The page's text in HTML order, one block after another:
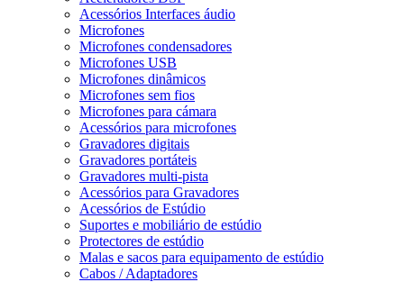
Acessórios Interfaces áudio
Microfones
Microfones condensadores
Microfones USB
Microfones dinâmicos
Microfones sem fios
Microfones para cámara
Acessórios para microfones
Gravadores digitais
Gravadores portáteis
Gravadores multi-pista
Acessórios para Gravadores
Acessórios de Estúdio
Suportes e mobiliário de estúdio
Protectores de estúdio
Malas e sacos para equipamento de estúdio
Cabos / Adaptadores